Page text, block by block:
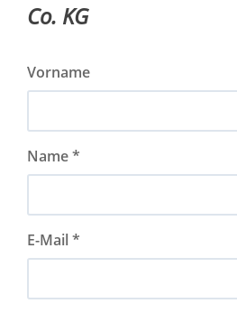
Co. KG
Vorname
Name *
E-Mail *